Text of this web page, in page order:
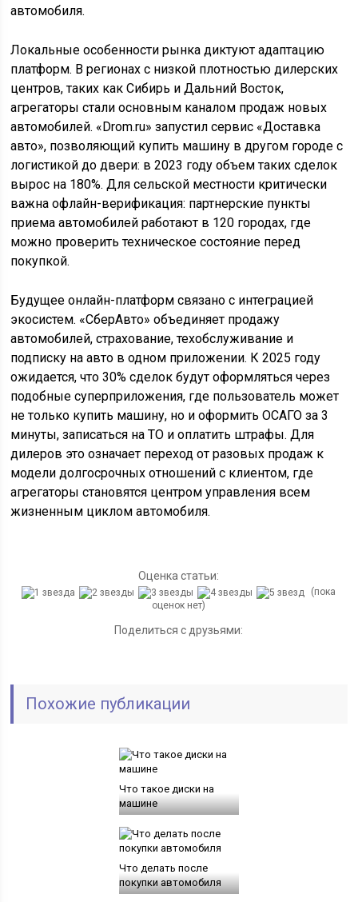
автомобиля.
Локальные особенности рынка диктуют адаптацию
платформ. В регионах с низкой плотностью дилерских
центров, таких как Сибирь и Дальний Восток,
агрегаторы стали основным каналом продаж новых
автомобилей. «Drom.ru» запустил сервис «Доставка
авто», позволяющий купить машину в другом городе с
логистикой до двери: в 2023 году объем таких сделок
вырос на 180%. Для сельской местности критически
важна офлайн-верификация: партнерские пункты
приема автомобилей работают в 120 городах, где
можно проверить техническое состояние перед
покупкой.
Будущее онлайн-платформ связано с интеграцией
экосистем. «СберАвто» объединяет продажу
автомобилей, страхование, техобслуживание и
подписку на авто в одном приложении. К 2025 году
ожидается, что 30% сделок будут оформляться через
подобные суперприложения, где пользователь может
не только купить машину, но и оформить ОСАГО за 3
минуты, записаться на ТО и оплатить штрафы. Для
дилеров это означает переход от разовых продаж к
модели долгосрочных отношений с клиентом, где
агрегаторы становятся центром управления всем
жизненным циклом автомобиля.
Оценка статьи:
(пока
оценок нет)
Поделиться с друзьями:
Похожие публикации
Что такое диски на
машине
Что делать после
покупки автомобиля